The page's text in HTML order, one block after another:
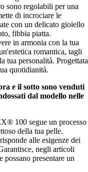
sono regolabili per una
di incrociare le
con un delicato gioiello
fibbia piatta.
in armonia con la tua
romantica, tagli
tua personalità. Progettata
quotidianità.
e il sotto sono venduti
dal modello nelle
100 segue un processo
della tua pelle.
alle esigenze dei
negli articoli
possano presentare un